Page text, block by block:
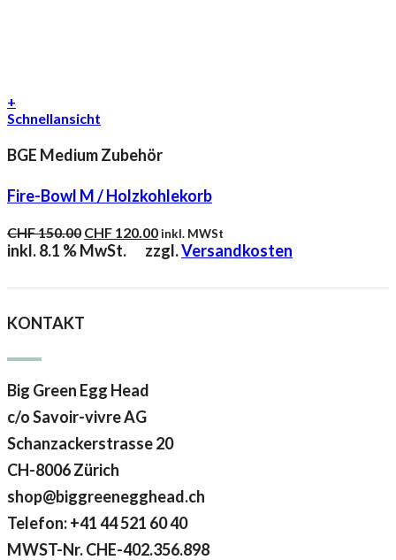
+
Schnellansicht
BGE Medium Zubehör
Fire-Bowl M / Holzkohlekorb
CHF150.00 Ursprünglicher
Preis
CHF 120.00Aktueller
Preis
ist:
inkl. MWSt
inkl. 8.1 % MwSt. zzgl.Versandkosten
KONTAKT
Big Green Egg Head
c/o Savoir-vivre AG
Schanzackerstrasse 20
CH-8006 Zürich
shop@biggreenegghead.ch
Telefon: +41 44 521 60 40
MWST-Nr.CHE-402.356.898